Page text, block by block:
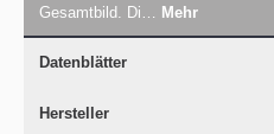
Gesamtbild. Di… Mehr
Datenblätter
Hersteller